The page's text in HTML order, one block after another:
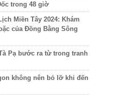
trong 48 giờ
Miền Tây 2024: Khám
của Đồng Bằng Sông
Pạ bước ra từ trong tranh
không nên bỏ lỡ khi đến